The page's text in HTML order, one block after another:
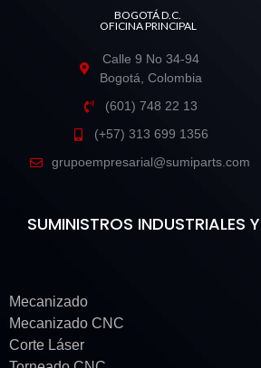
BOGOTÁ D.C.
OFICINA PRINCIPAL
Calle 9 No 34-94
Bogotá, Colombia
(601) 748 22 13
(+57) 313 699 1356
grupoempresarial@sumiparts.com
SUMINISTROS
Mecanizado
Mecanizado CNC
Corte Láser